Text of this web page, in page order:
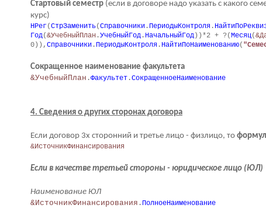
Стартовый семестр (если в договоре надо указать с какого
курс)
НРег(СтрЗаменить(Справочники . ПериодыКонтроля .
Год(&УчебныйПлан .УчебныйГод . НачальныйГод ))*2 + ?(Месяц(
0)), Справочники . ПериодыКонтроля . НайтиПоНаименованию(
Сокращенное наименование факультета
&УчебныйПлан .Факультет .СокращенноеНаименование
4. Сведения о других сторонах договора
Если договор 3х сторонний и третье лицо - физлицо, то
&ИсточникФинансирования
Если в качестве третьей стороны - юридическое лицо (ЮЛ)
Наименование ЮЛ
&ИсточникФинансирования . ПолноеНаименование